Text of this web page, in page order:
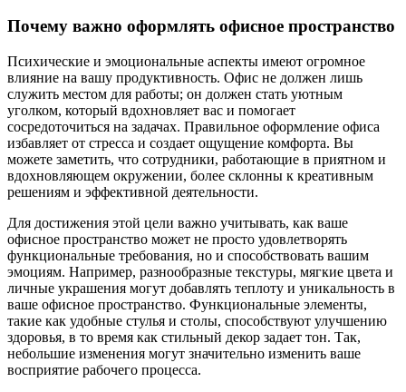
Почему важно оформлять офисное пространство
Психические и эмоциональные аспекты имеют огромное
влияние на вашу продуктивность. Офис не должен лишь
служить местом для работы; он должен стать уютным
уголком, который вдохновляет вас и помогает
сосредоточиться на задачах. Правильное оформление офиса
избавляет от стресса и создает ощущение комфорта. Вы
можете заметить, что сотрудники, работающие в приятном и
вдохновляющем окружении, более склонны к креативным
решениям и эффективной деятельности.
Для достижения этой цели важно учитывать, как ваше
офисное пространство может не просто удовлетворять
функциональные требования, но и способствовать вашим
эмоциям. Например, разнообразные текстуры, мягкие цвета и
личные украшения могут добавлять теплоту и уникальность в
ваше офисное пространство. Функциональные элементы,
такие как удобные стулья и столы, способствуют улучшению
здоровья, в то время как стильный декор задает тон. Так,
небольшие изменения могут значительно изменить ваше
восприятие рабочего процесса.